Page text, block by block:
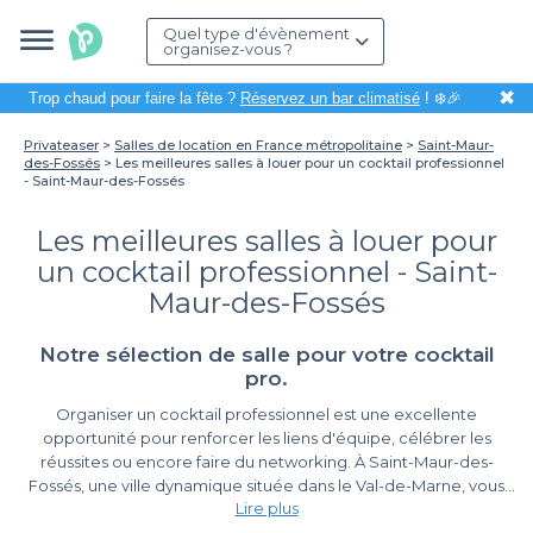
Quel type d'évènement
organisez-vous ?
Trop chaud pour faire la fête ? Réservez un bar climatisé! ❄️🎉 ✖
Privateaser Salles de location en France métropolitaine
Saint-Maur-
des-Fossés
Les meilleures salles à louer pour un cocktail professionnel
- Saint-Maur-des-Fossés
Les meilleures salles à louer pour
un cocktail professionnel - Saint-
Maur-des-Fossés
Notre sélection de salle pour votre cocktail
pro.
Organiser un cocktail professionnel est une excellente
opportunité pour renforcer les liens d'équipe, célébrer les
réussites ou encore faire du networking. À Saint-Maur-des-
Fossés, une ville dynamique située dans le Val-de-Marne, vous
trouverez un cadre propice à la réussite de votre événement.
Lire plus